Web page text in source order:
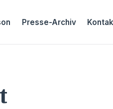
Presse-Archiv